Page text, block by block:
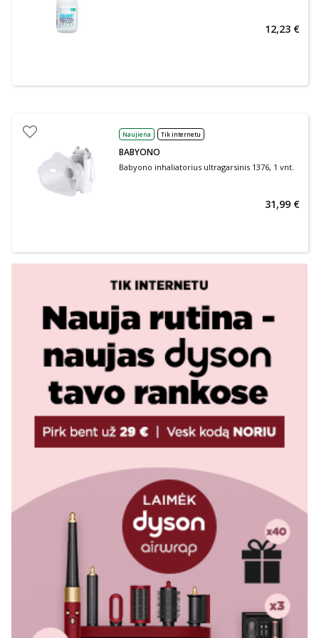
12,23 €
Naujiena Tik internetu
BABYONO
Babyono inhaliatorius ultragarsinis 1376, 1 vnt.
31,99 €